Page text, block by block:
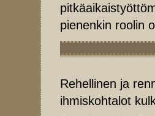
pienenkin roolin
Rehellinen ja
ihmiskohtalot